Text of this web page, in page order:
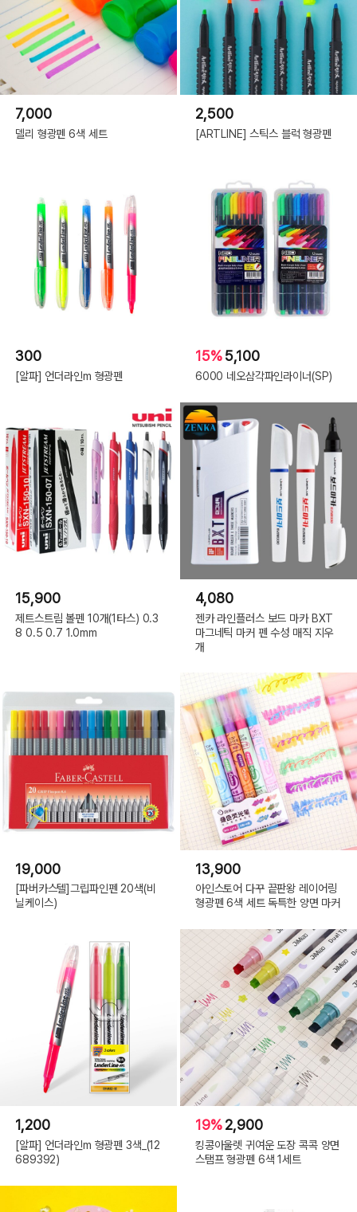
7,000
델리 형광펜 6색 세트
2,500
[ARTLINE] 스틱스 블럭 형광펜
300
[알파] 언더라인m 형광펜
15%5,100
6000 네오삼각파인라이너(SP)
15,900
제트스트림 볼펜 10개(1타스) 0.3
8 0.5 0.7 1.0mm
4,080
젠카 라인플러스 보드 마카 BXT
마그네틱 마커 펜 수성 매직 지우
개
19,000
[파버카스텔]그립파인펜 20색(비
닐케이스)
13,900
아인스토어 다꾸 끝판왕 레이어링
형광펜 6색 세트 독특한 양면 마커
1,200
[알파] 언더라인m 형광펜 3색_(12
689392)
19%2,900
킹콩아울렛 귀여운 도장 콕콕 양면
스탬프 형광펜 6색 1세트